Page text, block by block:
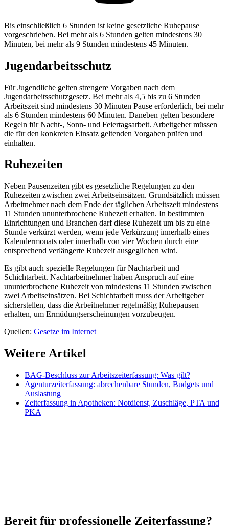
Bis einschließlich 6 Stunden ist keine gesetzliche Ruhepause
vorgeschrieben. Bei mehr als 6 Stunden gelten mindestens 30
Minuten, bei mehr als 9 Stunden mindestens 45 Minuten.
Jugendarbeitsschutz
Für Jugendliche gelten strengere Vorgaben nach dem
Jugendarbeitsschutzgesetz. Bei mehr als 4,5 bis zu 6 Stunden
Arbeitszeit sind mindestens 30 Minuten Pause erforderlich, bei mehr
als 6 Stunden mindestens 60 Minuten. Daneben gelten besondere
Regeln für Nacht-, Sonn- und Feiertagsarbeit. Arbeitgeber müssen
die für den konkreten Einsatz geltenden Vorgaben prüfen und
einhalten.
Ruhezeiten
Neben Pausenzeiten gibt es gesetzliche Regelungen zu den
Ruhezeiten zwischen zwei Arbeitseinsätzen. Grundsätzlich müssen
Arbeitnehmer nach dem Ende der täglichen Arbeitszeit mindestens
11 Stunden ununterbrochene Ruhezeit erhalten. In bestimmten
Einrichtungen und Branchen darf diese Ruhezeit um bis zu eine
Stunde verkürzt werden, wenn jede Verkürzung innerhalb eines
Kalendermonats oder innerhalb von vier Wochen durch eine
entsprechend verlängerte Ruhezeit ausgeglichen wird.
Es gibt auch spezielle Regelungen für Nachtarbeit und
Schichtarbeit. Nachtarbeitnehmer haben Anspruch auf eine
ununterbrochene Ruhezeit von mindestens 11 Stunden zwischen
zwei Arbeitseinsätzen. Bei Schichtarbeit muss der Arbeitgeber
sicherstellen, dass die Arbeitnehmer regelmäßig Ruhepausen
erhalten, um Ermüdungserscheinungen vorzubeugen.
Quellen: Gesetze im Internet
Weitere Artikel
BAG-Beschluss zur Arbeitszeiterfassung: Was gilt?
Agenturzeiterfassung: abrechenbare Stunden, Budgets und
Auslastung
Zeiterfassung in Apotheken: Notdienst, Zuschläge, PTA und
PKA
Bereit für professionelle Zeiterfassung?